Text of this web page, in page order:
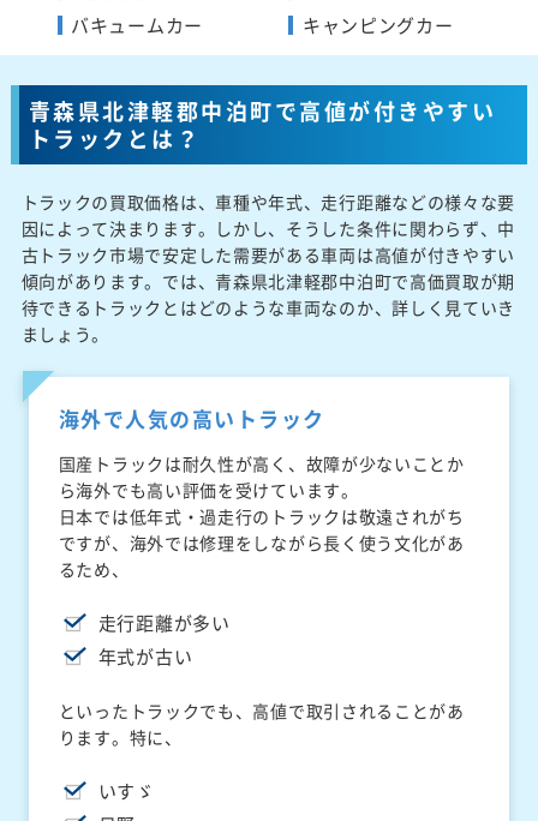
バキュームカー
キャンピングカー
青森県北津軽郡中泊町で高値が付きやすい
トラックとは？
トラックの買取価格は、車種や年式、走行距離などの様々な要
因によって決まります。しかし、そうした条件に関わらず、中
古トラック市場で安定した需要がある車両は高値が付きやすい
傾向があります。では、青森県北津軽郡中泊町で高価買取が期
待できるトラックとはどのような車両なのか、詳しく見ていき
ましょう。
海外で人気の高いトラック
国産トラックは耐久性が高く、故障が少ないことか
ら海外でも高い評価を受けています。
日本では低年式・過走行のトラックは敬遠されがち
ですが、海外では修理をしながら長く使う文化があ
るため、
走行距離が多い
年式が古い
といったトラックでも、高値で取引されることがあ
ります。特に、
いすゞ